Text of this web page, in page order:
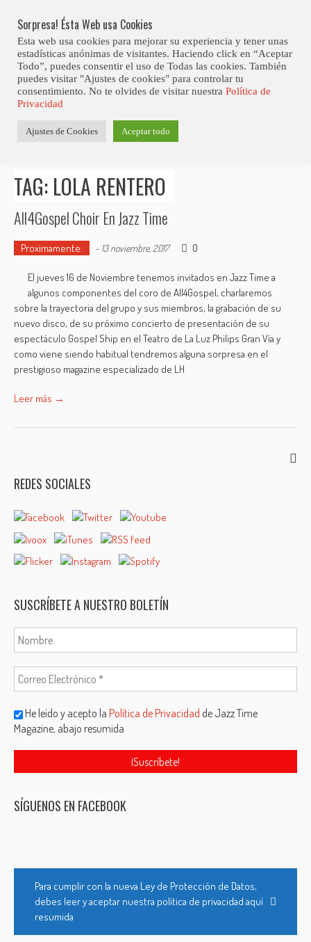
content
Club Contest.
Posts tagged "Lola Rentero"
TAG: LOLA RENTERO
All4Gospel Choir En Jazz Time
Proximamente: - 13 noviembre, 2017 0
El jueves 16 de Noviembre tenemos invitados en Jazz Time a
algunos componentes del coro de All4Gospel, charlaremos
sobre la trayectoria del grupo y sus miembros, la grabación de su
nuevo disco, de su próximo concierto de presentación de su
espectáculo Gospel Ship en el Teatro de La Luz Philips Gran Vía y
como viene siendo habitual tendremos alguna sorpresa en el
prestigioso magazine especializado de LH
Leer más →
REDES SOCIALES
SUSCRÍBETE A NUESTRO BOLETÍN
He leído y acepto laPolítica de Privacidad de Jazz Time
Magazine, abajo resumida
SÍGUENOS EN FACEBOOK
Para cumplir con la nueva Ley de Protección de Datos,
debes leer y aceptar nuestra política de privacidad aquí
resumida
Sorpresa! Ésta Web usa Cookies
Esta web usa cookies para mejorar su experiencia y tener unas
estadísticas anónimas de visitantes. Haciendo click en “Aceptar
Todo”, puedes consentir el uso de Todas las cookies. También
puedes visitar "Ajustes de cookies" para controlar tu
consentimiento. No te olvides de visitar nuestra Política de
Privacidad
Ajustes de Cookies Aceptar todo